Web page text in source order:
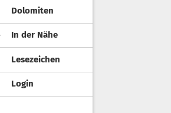
Dolomiten
In der Nähe
Lesezeichen
Login